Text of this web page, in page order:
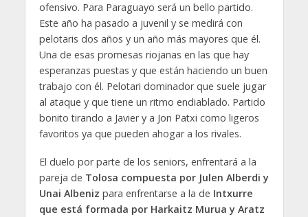
ofensivo. Para Paraguayo será un bello partido.
Este año ha pasado a juvenil y se medirá con
pelotaris dos años y un año más mayores que él.
Una de esas promesas riojanas en las que hay
esperanzas puestas y que están haciendo un buen
trabajo con él. Pelotari dominador que suele jugar
al ataque y que tiene un ritmo endiablado. Partido
bonito tirando a Javier y a Jon Patxi como ligeros
favoritos ya que pueden ahogar a los rivales.
El duelo por parte de los seniors, enfrentará a la
pareja de Tolosa compuesta por Julen Alberdi y
Unai Albeniz para enfrentarse a la de Intxurre
que está formada por Harkaitz Murua y Aratz